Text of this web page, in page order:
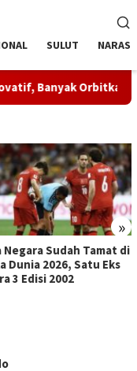
SULUT NARASI
Orbitkan Bibit
»
Sudah Tamat di
2026, Satu Eks
3 Edisi 2002